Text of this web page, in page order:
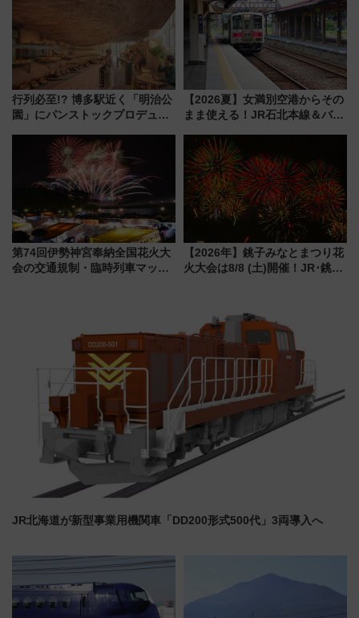
マンが登場
行列必至!? 博多駅近く「明治公
園」にパンストックプロデュー
オープン 秋からはビストロ営業
【2026夏】女満別空港からその
まま使える！JR石北本線＆バス
ーパス」でおトクに道東観光
（8/3発売）
第74回伊勢神宮奉納全国花火大
会の交通規制・臨時列車マッ
【2026年】銚子みなとまつり花
火大会は8/8 (土)開催！JR･銚子
力＆屋台を満喫
JR北海道が新型事業用機関車「DD200形式500代」3両導入へ